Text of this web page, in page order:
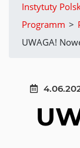
Instytuty
Programm >
UWAGA!